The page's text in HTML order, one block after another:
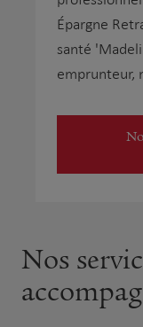
Épargne
santé
emprunteur,
Nos